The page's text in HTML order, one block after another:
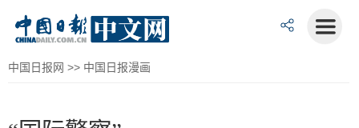
中国日报网 >> 中国日报漫画